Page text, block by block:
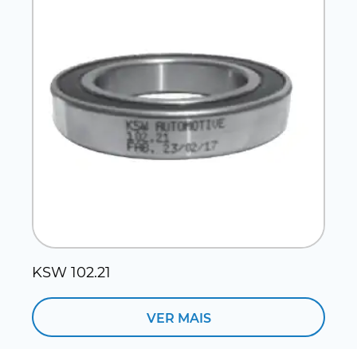
KSW 102.21
VER MAIS